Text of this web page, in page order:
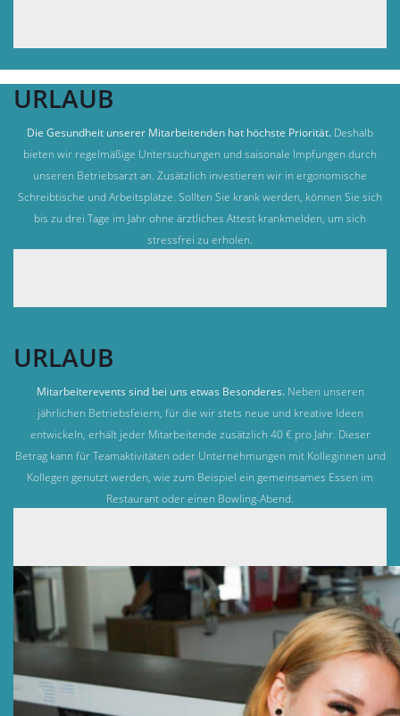
URLAUB
Die Gesundheit unserer Mitarbeitenden hat höchste Priorität. Deshalb
bieten wir regelmäßige Untersuchungen und saisonale Impfungen durch
unseren Betriebsarzt an. Zusätzlich investieren wir in ergonomische
Schreibtische und Arbeitsplätze. Sollten Sie krank werden, können Sie sich
bis zu drei Tage im Jahr ohne ärztliches Attest krankmelden, um sich
stressfrei zu erholen.
URLAUB
Mitarbeiterevents sind bei uns etwas Besonderes.Neben unseren
jährlichen Betriebsfeiern, für die wir stets neue und kreative Ideen
entwickeln, erhält jeder Mitarbeitende zusätzlich 40 € pro Jahr. Dieser
Betrag kann für Teamaktivitäten oder Unternehmungen mit Kolleginnen und
Kollegen genutzt werden, wie zum Beispiel ein gemeinsames Essen im
Restaurant oder einen Bowling-Abend.